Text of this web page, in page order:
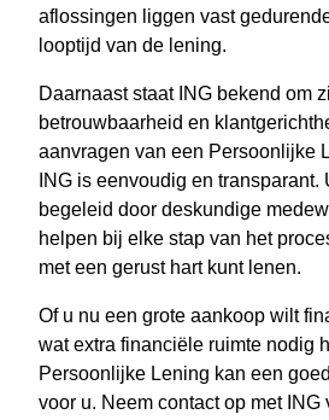
aflossingen liggen vast
looptijd van de lening.
Daarnaast staat ING bekend om
betrouwbaarheid en
aanvragen van een Persoonlijke
ING is eenvoudig en transparant.
begeleid door deskundige
helpen bij elke stap van het
met een gerust hart kunt lenen.
Of u nu een grote aankoop wilt
wat extra financiële ruimte nodig
Persoonlijke Lening kan een
voor u. Neem contact op met ING